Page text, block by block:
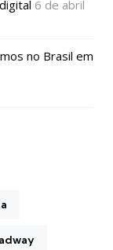
6 de abril
no Brasil em